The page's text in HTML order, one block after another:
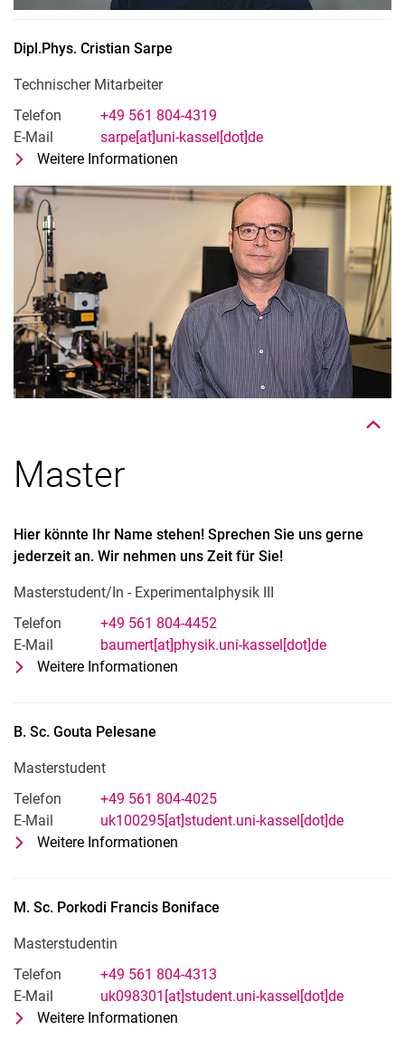
Dipl.Phys. Cristian Sarpe
Technischer Mitarbeiter
Telefon
+49 561 804-4319
E-Mail
sarpe[at]uni-kassel[dot]de
Weitere Informationen
Nach oben
Master
Hier könnte Ihr Name stehen! Sprechen Sie uns gerne
jederzeit an. Wir nehmen uns Zeit für Sie!
Masterstudent/In - Experimentalphysik III
Telefon
+49 561 804-4452
E-Mail
baumert[at]physik.uni-kassel[dot]de
Weitere Informationen
B. Sc. Gouta Pelesane
Masterstudent
Telefon
+49 561 804-4025
E-Mail
uk100295[at]student.uni-kassel[dot]de
Weitere Informationen
M. Sc. Porkodi Francis Boniface
Masterstudentin
Telefon
+49 561 804-4313
E-Mail
uk098301[at]student.uni-kassel[dot]de
Weitere Informationen